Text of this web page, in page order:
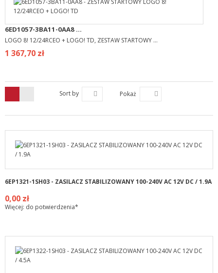
6ED1057-3BA11-0AA8 ...
LOGO 8! 12/24RCEO + LOGO! TD, ZESTAW STARTOWY ...
1 367,70 zł
Sort by Pokaż
6EP1321-1SH03 - ZASILACZ STABILIZOWANY 100-240V AC 12V DC / 1.9A
0,00 zł
Więcej: do potwierdzenia*